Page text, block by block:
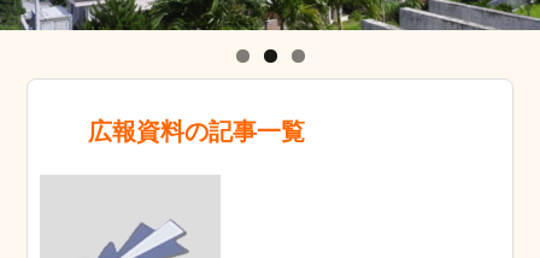
広報資料の記事一覧